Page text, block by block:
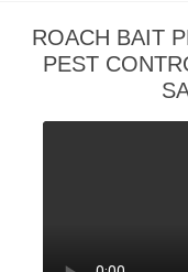
ROACH BAIT
PEST